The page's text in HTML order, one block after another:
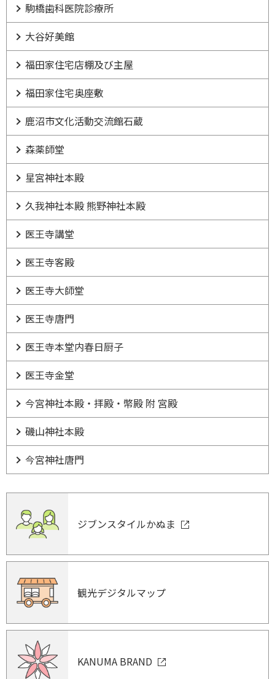
駒橋歯科医院診療所
大谷好美館
福田家住宅店棚及び主屋
福田家住宅奥座敷
鹿沼市文化活動交流館石蔵
森薬師堂
星宮神社本殿
久我神社本殿 熊野神社本殿
医王寺講堂
医王寺客殿
医王寺大師堂
医王寺唐門
医王寺本堂内春日厨子
医王寺金堂
今宮神社本殿・拝殿・幣殿 附 宮殿
磯山神社本殿
今宮神社唐門
ジブンスタイルかぬま
観光デジタルマップ
KANUMA BRAND